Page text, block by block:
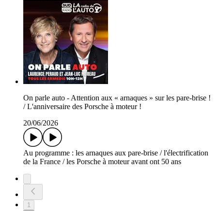
On parle auto - Attention aux « arnaques » sur les pare-brise !
/ L'anniversaire des Porsche à moteur !
20/06/2026
Au programme : les arnaques aux pare-brise / l'électrification
de la France / les Porsche à moteur avant ont 50 ans
1